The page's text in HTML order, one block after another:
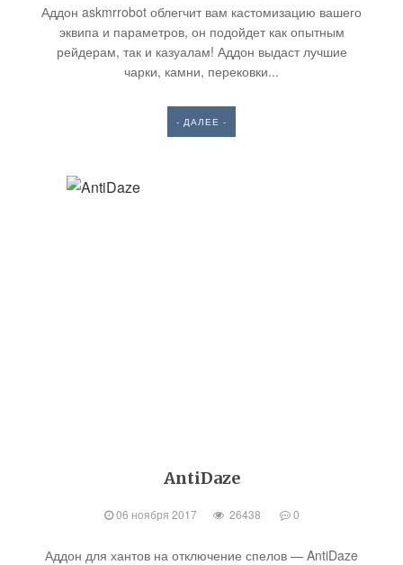
Аддон askmrrobot облегчит вам кастомизацию вашего
эквипа и параметров, он подойдет как опытным
рейдерам, так и казуалам! Аддон выдаст лучшие
чарки, камни, перековки...
- ДАЛЕЕ -
AntiDaze
06 ноября 2017 26438 0
Аддон для хантов на отключение спелов — AntiDaze